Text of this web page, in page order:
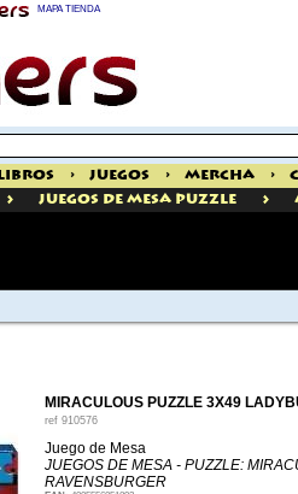
MAPA TIENDA
Libros > Juegos > Mercha >
> Juegos De Mesa Puzzle >
MIRACULOUS PUZZLE 3X49
ref 910576
Juego de Mesa
JUEGOS DE MESA - PUZZLE:
RAVENSBURGER